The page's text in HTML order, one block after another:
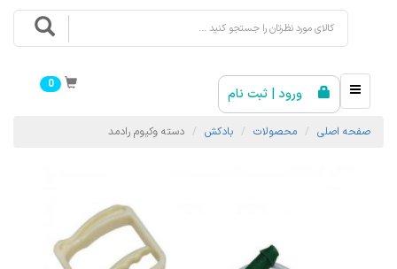
0
ورود | ثبت نام
صفحه اصلی محصولات بادکش دسته وکیوم رادمد